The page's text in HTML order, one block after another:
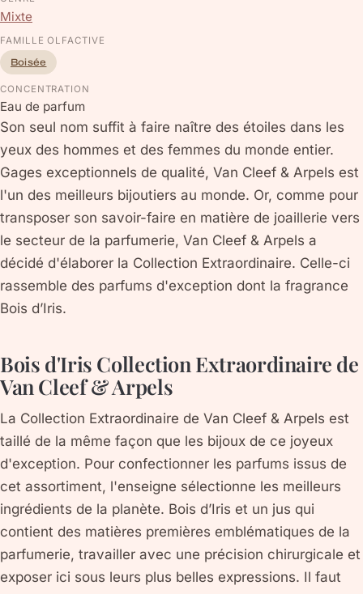
Mixte
FAMILLE OLFACTIVE
Boisée
CONCENTRATION
Eau de parfum
Son seul nom suffit à faire naître des étoiles dans les
yeux des hommes et des femmes du monde entier.
Gages exceptionnels de qualité, Van Cleef & Arpels est
l'un des meilleurs bijoutiers au monde. Or, comme pour
transposer son savoir-faire en matière de joaillerie vers
le secteur de la parfumerie, Van Cleef & Arpels a
décidé d'élaborer la Collection Extraordinaire. Celle-ci
rassemble des parfums d'exception dont la fragrance
Bois d’Iris.
Bois d'Iris Collection Extraordinaire de
Van Cleef & Arpels
La Collection Extraordinaire de Van Cleef & Arpels est
taillé de la même façon que les bijoux de ce joyeux
d'exception. Pour confectionner les parfums issus de
cet assortiment, l'enseigne sélectionne les meilleurs
ingrédients de la planète. Bois d’Iris et un jus qui
contient des matières premières emblématiques de la
parfumerie, travailler avec une précision chirurgicale et
exposer ici sous leurs plus belles expressions. Il faut